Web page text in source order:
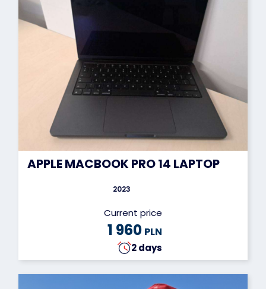
APPLE MACBOOK PRO 14 LAPTOP
2023
Current price
1 960 PLN
2 days